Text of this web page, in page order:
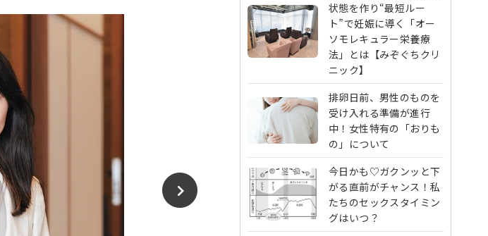
状態を作り“最短ルー
ト”で妊娠に導く「オー
ソモレキュラー栄養療
法」とは【みぞぐちクリ
ニック】
排卵日前、男性のものを
受け入れる準備が進行
中！女性特有の「おりも
の」について
今日かも♡ガクンッと下
がる直前がチャンス！私
たちのセックスタイミン
グはいつ？